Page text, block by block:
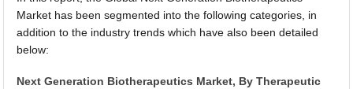
Market has been segmented into the following categories, in
addition to the industry trends which have also been detailed
below:
Next Generation Biotherapeutics Market, By Therapeutic